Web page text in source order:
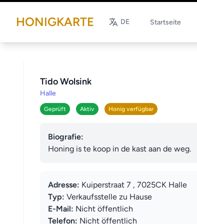
HONIGKARTE DE Startseite
Tido Wolsink
Halle
Geprüft Aktiv Honig verfügbar
Biografie:
Honing is te koop in de kast aan de weg.
Adresse: Kuiperstraat 7 , 7025CK Halle
Typ: Verkaufsstelle zu Hause
E-Mail: Nicht öffentlich
Telefon: Nicht öffentlich